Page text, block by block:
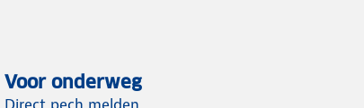
Voor onderweg